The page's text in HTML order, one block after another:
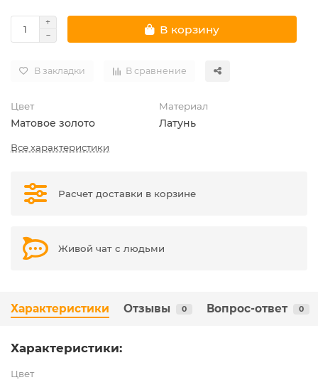
В корзину
В закладки В сравнение
Цвет
Матовое золото
Материал
Латунь
Все характеристики
Расчет доставки в корзине
Живой чат с людьми
Характеристики Отзывы 0 Вопрос-ответ 0
Характеристики:
Цвет